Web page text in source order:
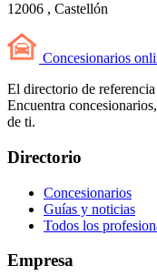
12006 , Castellón
Concesionarios
El directorio de
Encuentra
de ti.
Directorio
Concesionarios
Guías y noticias
Todos los
Empresa